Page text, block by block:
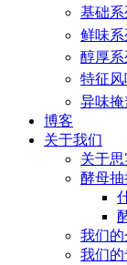
基础系
鲜味系
醇厚系
特征风
异味掩
博客
关于我们
关于思
酵母抽
我们
我们